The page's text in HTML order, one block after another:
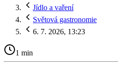
Jídlo a vaření
Světová gastronomie
6. 7. 2026, 13:23
1 min